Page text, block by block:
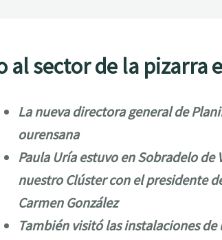
al sector de la pizarra
La nueva directora general de
ourensana
Paula Uría estuvo en Sobradelo
nuestro Clúster con el presidente
Carmen González
También visitó las instalaciones